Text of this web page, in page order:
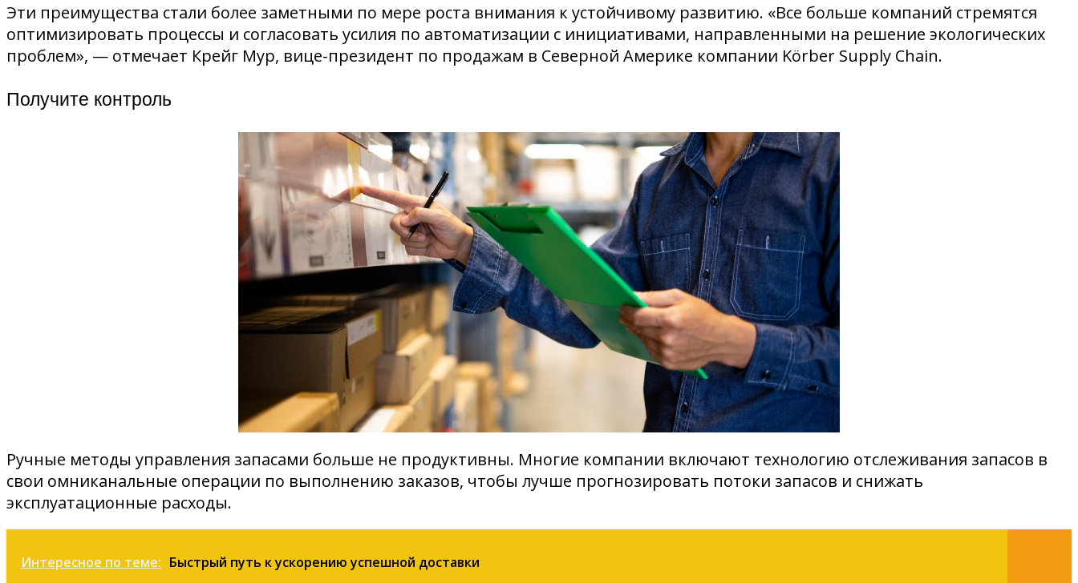
Эти преимущества стали более заметными по мере роста внимания к устойчивому развитию. «Все больше компаний стремятся
оптимизировать процессы и согласовать усилия по автоматизации с инициативами, направленными на решение экологических
проблем», — отмечает Крейг Мур, вице-президент по продажам в Северной Америке компании Körber Supply Chain.
Получите контроль
Ручные методы управления запасами больше не продуктивны. Многие компании включают технологию отслеживания запасов в
свои омниканальные операции по выполнению заказов, чтобы лучше прогнозировать потоки запасов и снижать
эксплуатационные расходы.
Интересное по теме: Быстрый путь к ускорению успешной доставки